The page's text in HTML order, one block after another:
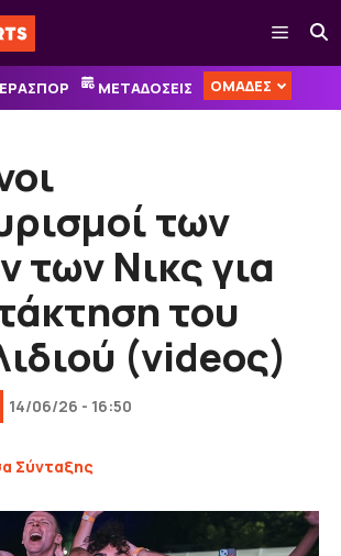
Μενού
ΕΡΑΣΠΟΡ ΜΕΤΑΔΟΣΕΙΣ ΟΜΑΔΕΣ
των
των Νικς για
του
(videoς)
14/06/26 - 16:50
Σύνταξης